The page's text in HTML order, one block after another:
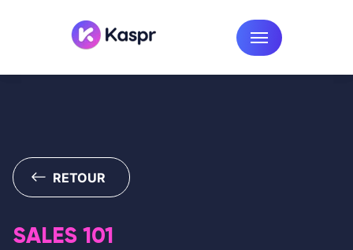
RETOUR
SALES 101